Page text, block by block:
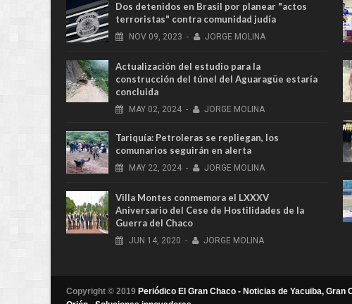
Dos detenidos en Brasil por planear "actos
terroristas" contra comunidad judía
NOV 09, 2023 - JORGE MOLINA
Actualización del estudio para la
construcción del túnel del Aguaragüe estaría
concluida
MAY 02, 2024 - JORGE MOLINA
Tariquía: Petroleras se repliegan, los
comunarios seguirán en alerta
MAY 22, 2024 - JORGE MOLINA
Villa Montes conmemora el LXXXV
Aniversario del Cese de Hostilidades de la
Guerra del Chaco
JUN 14, 2020 - JORGE MOLINA
Copyright © 2019 Periódico El Gran Chaco - Noticias de Yacuiba, Gran